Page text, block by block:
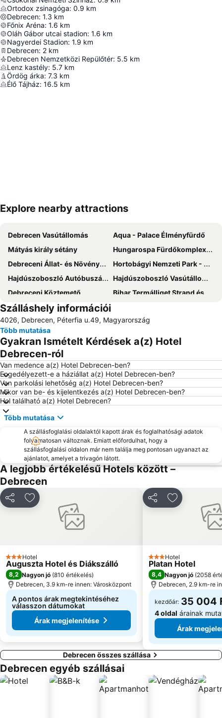
Ortodox zsinagóga: 0.9 km
Debrecen: 1.3 km
Főnix Aréna: 1.6 km
Oláh Gábor utcai stadion: 1.6 km
Nagyerdei Stadion: 1.9 km
Debrecen: 2 km
Debrecen Nemzetközi Repülőtér: 5.5 km
Lenz kastély: 5.7 km
Ördög árka: 7.3 km
Élő Tájház: 16.5 km
Nagy méretű térkép
Explore nearby attractions
Debrecen Vasútállomás
Aqua - Palace Élményfürdő
Mátyás király sétány
Hungarospa Fürdőkomplexum
Debreceni Állat- és Növénykert
Hortobágyi Nemzeti Park - Puszta
Hajdúszoboszló Autóbuszállomás
Hajdúszoboszló Vasútállomás
Debreceni Köztemető
Bihar Termálliget Strand és Termálfürdő
Debreceni nemzetközi repülőtér
Szoboszlói Dixieland Napok
Kovács Máté Városi Művelődési Központ és Könyvtár
Országos Régiségvásár
Stop Vendéglő
Harangház
Szálláshely információi
4026, Debrecen, Péterfia u.49, Magyarország
Több mutatása
Gyakran Ismételt Kérdések a(z) Hotel
Debrecen-ról
Van medence a(z) Hotel Debrecen-ben?
Engedélyezett-e a háziállat a(z) Hotel Debrecen-ben?
Van parkolási lehetőség a(z) Hotel Debrecen-ben?
Mikor van be- és kijelentkezés a(z) Hotel Debrecen-ben?
Hol található a(z) Hotel Debrecen?
Több mutatása
A szállásfoglalási oldalaktól kapott árak és foglalhatósági adatok
folyamatosan változnak. Emiatt előfordulhat, hogy a
szállásfoglalási oldalon már nem találja meg pontosan ugyanazt az
ajánlatot, amelyet a trivagón látott.
A legjobb értékelésű Hotels között –
Debrecen
MegosztásHozzáadás a kedvencekhez
3 Kategória
Hotel
Auguszta Hotel és Diákszálló
8,2 Nagyon jó (810 értékelés)
Debrecen, 3.9 km-re innen: Városközpont
A pontos árak megtekintéséhez
válasszon dátumokat
Árak megjelenítése
MegosztásHozzáadás
3 Kategória
Hotel
Platan Hotel
8,4 Nagyon jó (2058
Debrecen, 2.9 km-re
kezdőár: 35 004
4 oldal árainak
Árak
Debrecen összes szállása
Debrecen egyéb szállásai